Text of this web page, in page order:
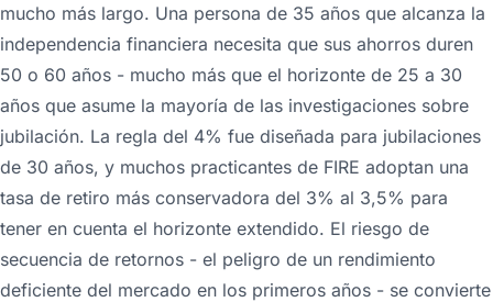
mucho más largo. Una persona de 35 años que alcanza la
independencia financiera necesita que sus ahorros duren
50 o 60 años - mucho más que el horizonte de 25 a 30
años que asume la mayoría de las investigaciones sobre
jubilación. La regla del 4% fue diseñada para jubilaciones
de 30 años, y muchos practicantes de FIRE adoptan una
tasa de retiro más conservadora del 3% al 3,5% para
tener en cuenta el horizonte extendido. El riesgo de
secuencia de retornos - el peligro de un rendimiento
deficiente del mercado en los primeros años - se convierte